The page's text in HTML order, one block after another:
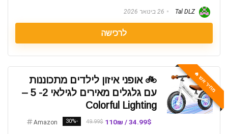
Tal DLZ 26 בינואר 2026
לרכישה
מחיר אש 🔥
🚲 אופני איזון לילדים מתכוננות
עם גלגלים מאירים לגילאי 2- 5 –
Colorful Lighting
34.99$ / 110₪
49.99$
-30%
Amazon